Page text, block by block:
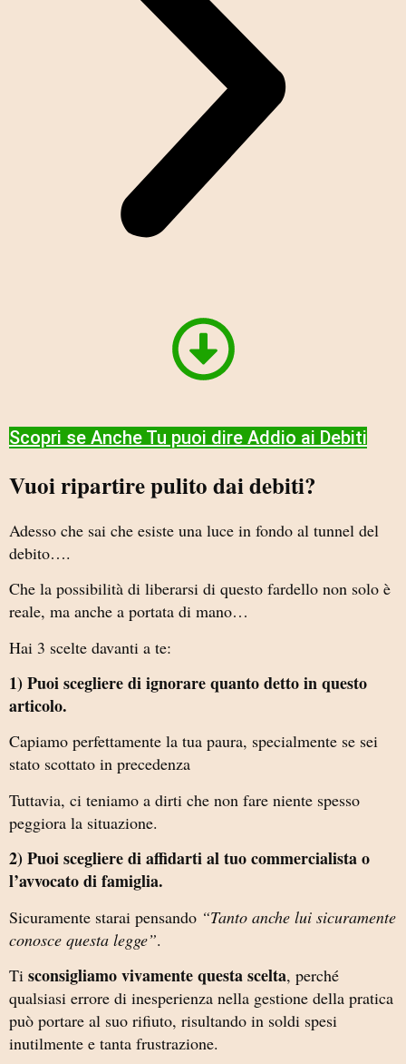
Scopri se Anche Tu puoi dire Addio ai Debiti​
Vuoi ripartire pulito dai debiti?
Adesso che sai che esiste una luce in fondo al tunnel del
debito….
Che la possibilità di liberarsi di questo fardello non solo è
reale, ma anche a portata di mano…
Hai 3 scelte davanti a te:
1) Puoi scegliere di ignorare quanto detto in questo
articolo.
Capiamo perfettamente la tua paura, specialmente se sei
stato scottato in precedenza
Tuttavia, ci teniamo a dirti che non fare niente spesso
peggiora la situazione.
2) Puoi scegliere di affidarti al tuo commercialista o
l’avvocato di famiglia.
Sicuramente starai pensando “Tanto anche lui sicuramente
conosce questa legge”.
Ti sconsigliamo vivamente questa scelta, perché
qualsiasi errore di inesperienza nella gestione della pratica
può portare al suo rifiuto, risultando in soldi spesi
inutilmente e tanta frustrazione.